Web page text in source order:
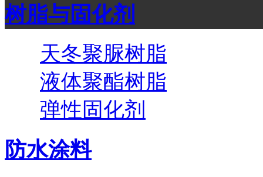
树脂与固化剂
天冬聚脲树脂
液体聚酯树脂
弹性固化剂
防水涂料